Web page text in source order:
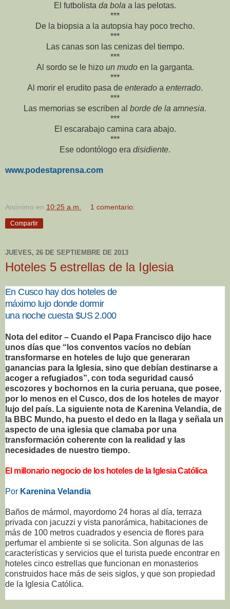
El futbolista da bola a las pelotas.
***
De la biopsia a la autopsia hay poco trecho.
***
Las canas son las cenizas del tiempo.
***
Al sordo se le hizo un mudoen la garganta.
***
Al morir el erudito pasa de enterado a enterrado.
***
Las memorias se escriben al borde de la amnesia.
***
El escarabajo camina cara abajo.
***
Ese odontólogo era disidiente.
www.podestaprensa.com
Anónimo en 10:25 a.m. 1 comentario:
Compartir
JUEVES, 26 DE SEPTIEMBRE DE 2013
Hoteles 5 estrellas de la Iglesia
En Cusco hay dos hoteles de
máximo lujo donde dormir
una noche cuesta $US 2.000
Nota del editor – Cuando el Papa Francisco dijo hace
unos días que “los conventos vacíos no debían
transformarse en hoteles de lujo que generaran
ganancias para la Iglesia, sino que debían destinarse a
acoger a refugiados”, con toda seguridad causó
escozores y bochornos en la curia peruana, que posee,
por lo menos en el Cusco, dos de los hoteles de mayor
lujo del país. La siguiente nota de Karenina Velandia, de
la BBC Mundo, ha puesto el dedo en la llaga y señala un
aspecto de una iglesia que clamaba por una
transformación coherente con la realidad y las
necesidades de nuestro tiempo.
El millonario negocio de los hoteles de la Iglesia Católica
Por Karenina Velandia
Baños de mármol, mayordomo 24 horas al día, terraza
privada con jacuzzi y vista panorámica, habitaciones de
más de 100 metros cuadrados y esencia de flores para
perfumar el ambiente si se solicita. Son algunas de las
características y servicios que el turista puede encontrar en
hoteles cinco estrellas que funcionan en monasterios
construidos hace más de seis siglos, y que son propiedad
de la Iglesia Católica.